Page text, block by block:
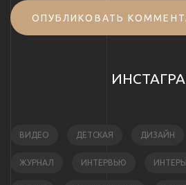
ОПУБЛИКОВАТЬ
ВИДЕО ДЕТСКАЯ ДИЗАЙН
ЖУРНАЛ ИНТЕРВЬЮ